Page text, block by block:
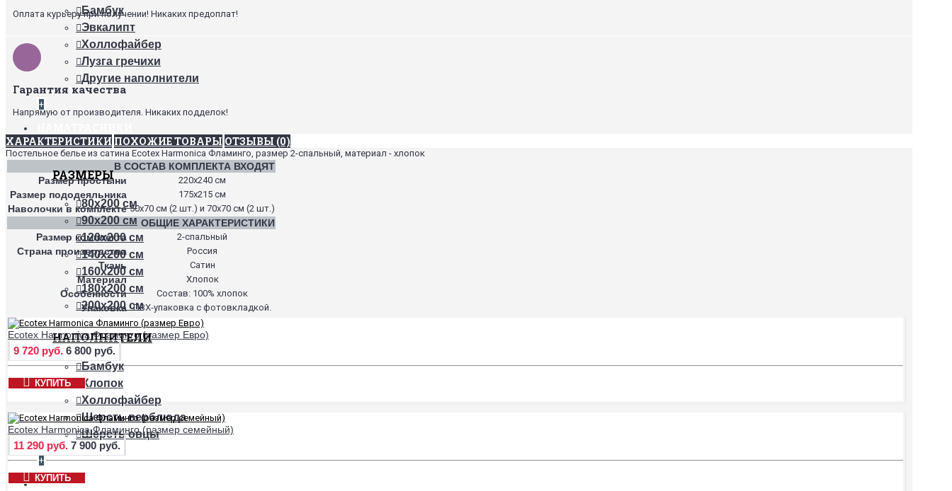
Бамбук
Эвкалипт
Холлофайбер
Лузга гречихи
Другие наполнители
+
РАЗМЕРЫ
80х200 см
90х200 см
120х200 см
140х200 см
160х200 см
180х200 см
200х200 см
НАПОЛНИТЕЛИ
Бамбук
Хлопок
Холлофайбер
Шерсть верблюда
Шерсть овцы
+
ПРОСТЫНИ
Оплата курьеру при получении! Никаких предоплат!
Гарантия качества
Напрямую от производителя. Никаких подделок!
ХАРАКТЕРИСТИКИ ПОХОЖИЕ ТОВАРЫ ОТЗЫВЫ (0)
Постельное белье из сатина Ecotex Harmonica Фламинго, размер 2-спальный, материал - хлопок
В СОСТАВ КОМПЛЕКТА ВХОДЯТ
Размер простыни
220х240 см
Размер пододеяльника 175х215 см
Наволочки в комплекте 50х70 см (2 шт.) и 70х70 см (2 шт.)
ОБЩИЕ ХАРАКТЕРИСТИКИ
Размер комплекта
2-спальный
Страна производства Россия
Ткань Сатин
Материал Хлопок
Особенности Состав: 100% хлопок
Упаковка ПВХ-упаковка с фотовкладкой.
Ecotex Harmonica Фламинго (размер Евро)
9 720 руб. 6 800 руб.
КУПИТЬ
Ecotex Harmonica Фламинго (размер семейный)
11 290 руб. 7 900 руб.
КУПИТЬ